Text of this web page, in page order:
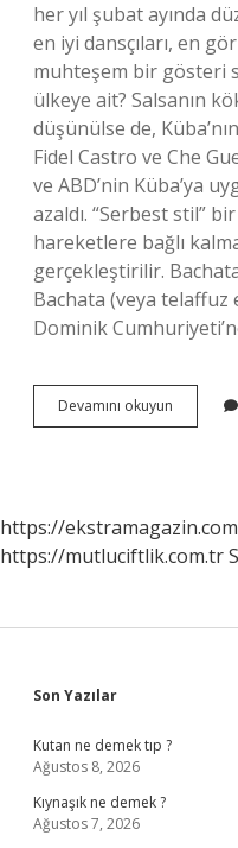
her yıl şubat ayında
en iyi dansçıları, en
muhteşem bir gösteri
ülkeye ait? Salsanın
düşünülse de,
Fidel Castro ve Che
ve ABD’nin Küba’ya
azaldı. “Serbest stil”
hareketlere bağlı
gerçekleştirilir.
Bachata (veya telaffuz
Dominik
Devamını okuyun
Dansı
https://ekstramagazin.com
https://mutluciftlik.com.tr
Sidebar
Son Yazılar
Kutan ne demek tıp ?
Ağustos 8, 2026
Kıynaşık ne demek ?
Ağustos 7, 2026